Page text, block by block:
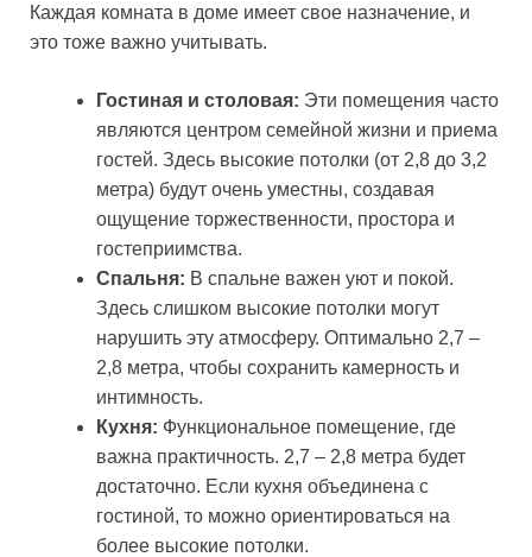
Каждая комната в доме имеет свое назначение, и
это тоже важно учитывать.
Гостиная и столовая: Эти помещения часто
являются центром семейной жизни и приема
гостей. Здесь высокие потолки (от 2,8 до 3,2
метра) будут очень уместны, создавая
ощущение торжественности, простора и
гостеприимства.
Спальня: В спальне важен уют и покой.
Здесь слишком высокие потолки могут
нарушить эту атмосферу. Оптимально 2,7 –
2,8 метра, чтобы сохранить камерность и
интимность.
Кухня: Функциональное помещение, где
важна практичность. 2,7 – 2,8 метра будет
достаточно. Если кухня объединена с
гостиной, то можно ориентироваться на
более высокие потолки.